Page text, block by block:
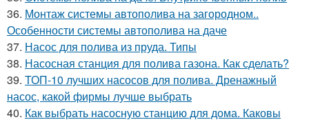
36. Монтаж системы автополива на загородном..
Особенности системы автополива на даче
37. Насос для полива из пруда. Типы
38. Насосная станция для полива газона. Как сделать?
39. ТОП-10 лучших насосов для полива. Дренажный
насос, какой фирмы лучше выбрать
40. Как выбрать насосную станцию для дома. Каковы